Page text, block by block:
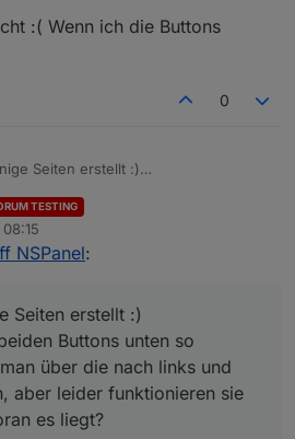
:( Wenn ich die Buttons
0
Seiten erstellt :)
man über die nach links und rechts
leider funktionieren sie nicht. Weiß
Code:
do Publish
RESULT
endon on
%topic%/%prefix%/RESULT
endon
nicht :( Wenn ich die Buttons
TESTING
NSPanel:
Seiten erstellt :)
Buttons unten so
über die nach links und
aber leider funktionieren sie
es liegt?